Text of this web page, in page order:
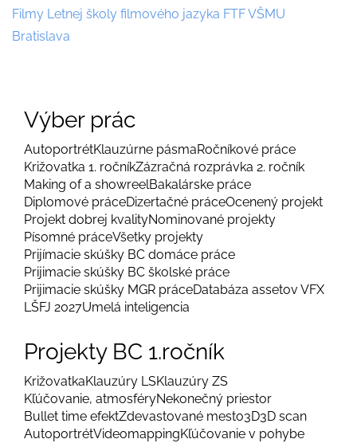
Filmy Letnej školy filmového jazyka FTF VŠMU
Bratislava
Výber prác
AutoportrétKlauzúrne pásmaRočníkové práce
Križovatka 1. ročníkZázračná rozprávka 2. ročník
Making of a showreelBakalárske práce
Diplomové práceDizertačné práceOcenený projekt
Projekt dobrej kvalityNominované projekty
Písomné práceVšetky projekty
Prijímacie skúšky BC domáce práce
Prijimacie skúšky BC školské práce
Prijimacie skúšky MGR práceDatabáza assetov VFX
LŠFJ 2027Umelá inteligencia
Projekty BC 1.ročník
KrižovatkaKlauzúry LSKlauzúry ZS
Kľúčovanie, atmosféryNekonečný priestor
Bullet time efektZdevastované mesto3D3D scan
AutoportrétVideomappingKľúčovanie v pohybe